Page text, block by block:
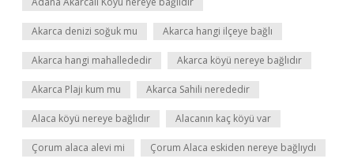
Akarca denizi soğuk mu Akarca hangi ilçeye bağlı
Akarca hangi mahallededir Akarca köyü nereye bağlıdır
Akarca Plajı kum mu Akarca Sahili nerededir
Alaca köyü nereye bağlıdır Alacanın kaç köyü var
Çorum alaca alevi mi Çorum Alaca eskiden nereye bağlıydı